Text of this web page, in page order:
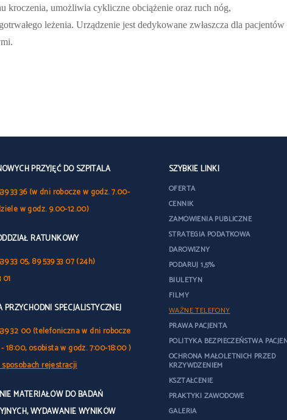
kroczenia, umożliwia cykliczne obciążenie oraz ruch nóg,
leżenia. Urządzenie jest dedykowane zwłaszcza dla pacjentów
PRZYJĘĆ DO SZPITALA
33 36 (w dni robocze w godz. 7.00-
w godz. 9.00-12.00)
RATUNKOWY
33 05, 89 539 33 07 (24h)
01
PRZYCHODNI SPECJALISTYCZNEJ
32 00 (telefoniczna w dni robocze
18:00, osobista w godz. 7:00-18:00 )
rejestracji
MATERIAŁÓW DO BADAŃ
WYDAWANIE WYNIKÓW
SZYBKIE LINKI
OFERTA
CENNIK
ZAMÓWIENIA PUBLICZNE
STRATEGIA PODATKOWA
DAROWIZNY
PODARUJ 1,5%
BIULETYN
FILMY
WAŻNE TELEFONY
PRAWA PACJENTA
POLITYKA BEZPIECZEŃSTWA
OCHRONA MAŁOLETNICH PRZED
KRZYWDZENIEM
KSZTAŁCENIE
PRAKTYKI ZAWODOWE
GALERIA